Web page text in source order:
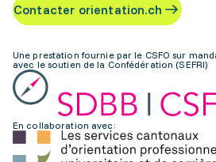
Contacter orientation.ch
Une prestation fournie par le CSFO sur
avec le soutien de la Confédération (SEFRI)
En collaboration avec: